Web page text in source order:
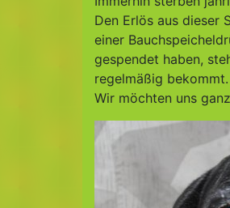
Den Erlös aus dieser
einer
gespendet haben,
regelmäßig bekommt.
Wir möchten uns